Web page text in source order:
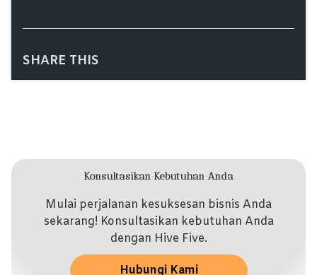
SHARE THIS
Konsultasikan Kebutuhan Anda
Mulai perjalanan kesuksesan bisnis Anda
sekarang! Konsultasikan kebutuhan Anda
dengan Hive Five.
Hubungi Kami